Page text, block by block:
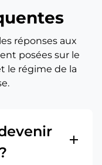
réponses aux
posées sur le
le régime de la
add